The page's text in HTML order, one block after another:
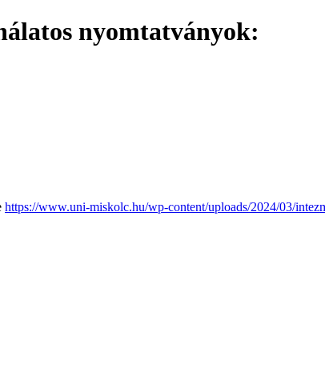
nyomtatványok:
https://www.uni-miskolc.hu/wp-content/uploads/2024/03/